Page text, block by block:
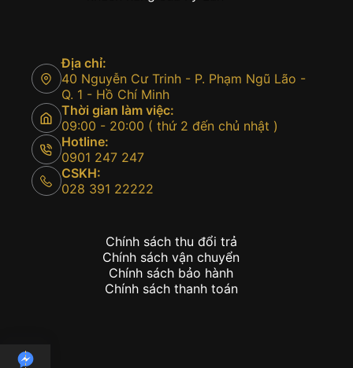
Thời gian làm việc:
09:00 - 20:00 ( thứ 2 đến chủ nhật )
Hotline:
0901 247 247
CSKH:
028 391 22222
Chính sách thu đổi trả
Chính sách thanh toán